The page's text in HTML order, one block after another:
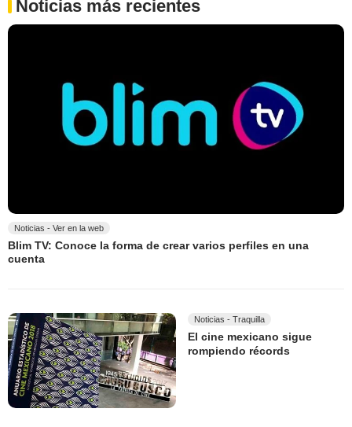
Noticias más recientes
Noticias - Ver en la web
Blim TV: Conoce la forma de crear varios perfiles en una
cuenta
Noticias - Traquilla
El cine mexicano sigue
rompiendo récords